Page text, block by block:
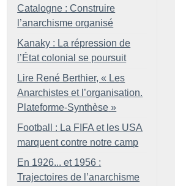
Catalogne : Construire
l’anarchisme organisé
Kanaky : La répression de
l’État colonial se poursuit
Lire René Berthier, « Les
Anarchistes et l’organisation.
Plateforme-Synthèse »
Football : La FIFA et les USA
marquent contre notre camp
En 1926... et 1956 :
Trajectoires de l’anarchisme